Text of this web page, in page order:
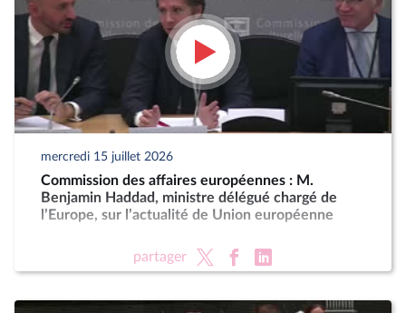
mercredi 15 juillet 2026
Commission des affaires européennes : M.
Benjamin Haddad, ministre délégué chargé de
l’Europe, sur l’actualité de Union européenne
partager